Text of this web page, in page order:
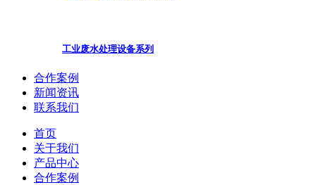
工业废水处理设备系列
合作案例
新闻资讯
联系我们
首页
关于我们
产品中心
合作案例